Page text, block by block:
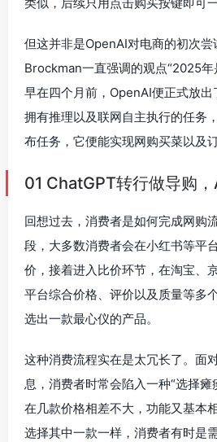
类似，后续只用点击购买按键即可
但这并非是OpenAI对电商的初次
Brockman一直强调的观点“2025年
早在四个月前，OpenAI便正式放
拥有推理以及联网自主执行的任务
布任务，它便能实现网购买菜以及
01 ChatGPT转行做导购
回想过去，消费者是如何完成网购
段，大多数消费者会在小红书等平
价，接着进入比价环节，在淘宝、
平台综合价格、评价以及质量等多
选出一款最心仪的产品。
这种消费流程实在是太冗长了。面
息，消费者时常会陷入一种“选择
在几款价格相差不大，功能又基本
选择其中一款一样，消费者有时是